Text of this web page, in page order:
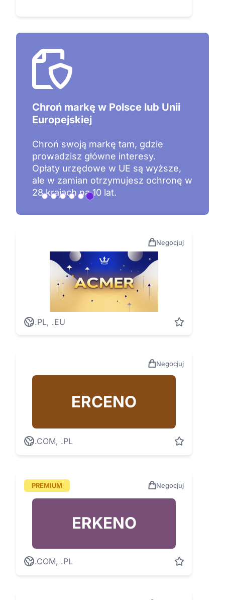
Chroń markę w Polsce lub Unii
Europejskiej
Chroń swoją markę tam, gdzie
prowadzisz główne interesy.
Opłaty urzędowe w UE są wyższe,
ale w zamian otrzymujesz ochronę w
28 krajach na 10 lat.
Negocjuj
.PL, .EU
Negocjuj
ERCENO
.COM, .PL
PREMIUM Negocjuj
ERKENO
.COM, .PL